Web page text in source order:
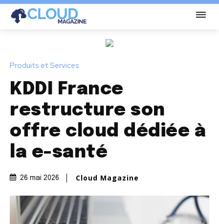
Produits et Services
KDDI France
restructure son
offre cloud dédiée à
la e-santé
26 mai 2026 Cloud Magazine